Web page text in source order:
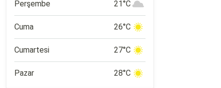
Perşembe 21°C
Cuma 26°C
Cumartesi 27°C
Pazar 28°C